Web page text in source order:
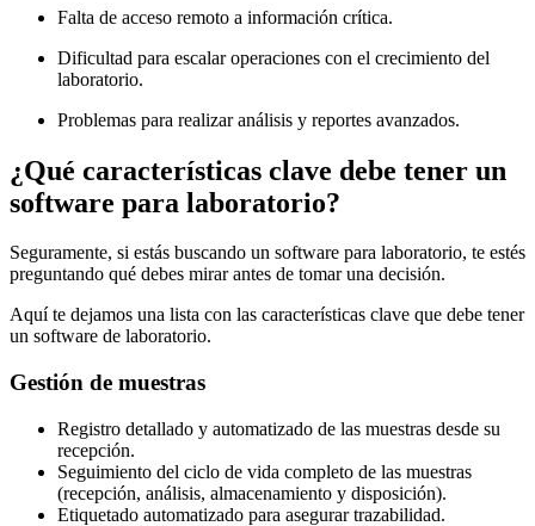
Falta de acceso remoto a información crítica.
Dificultad para escalar operaciones con el crecimiento del
laboratorio.
Problemas para realizar análisis y reportes avanzados.
¿Qué características clave debe tener un
software para laboratorio?
Seguramente, si estás buscando un software para laboratorio, te estés
preguntando qué debes mirar antes de tomar una decisión.
Aquí te dejamos una lista con las características clave que debe tener
un software de laboratorio.
Gestión de muestras
Registro detallado y automatizado de las muestras desde su
recepción.
Seguimiento del ciclo de vida completo de las muestras
(recepción, análisis, almacenamiento y disposición).
Etiquetado automatizado para asegurar trazabilidad.